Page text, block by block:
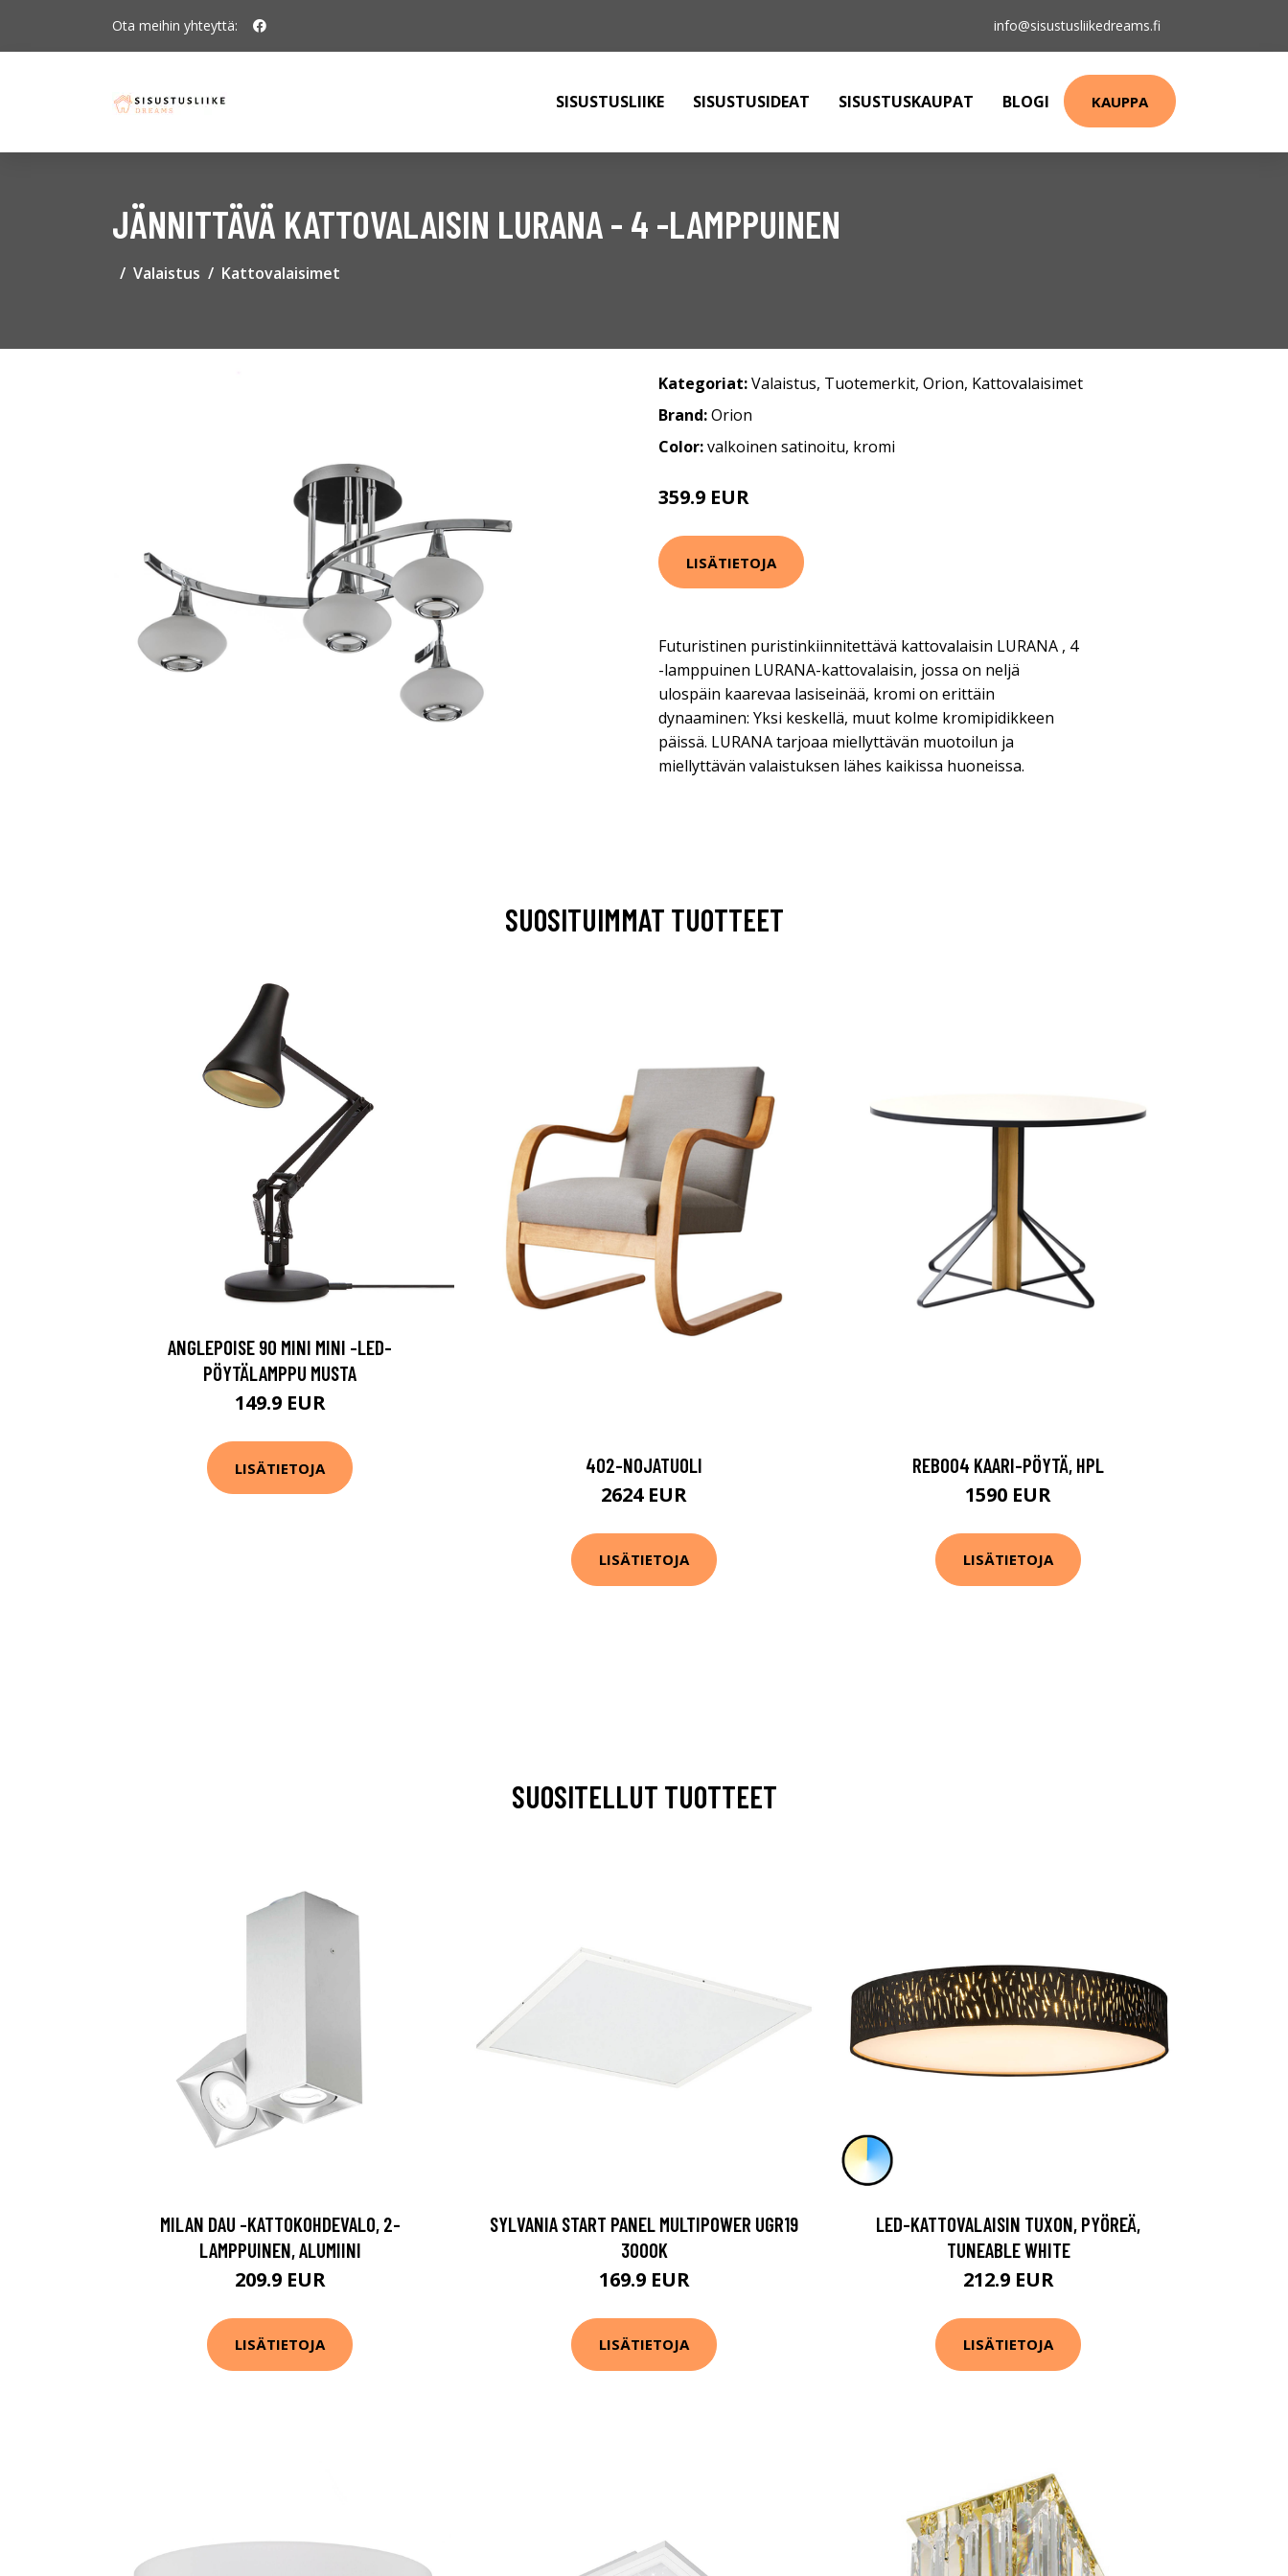
Ota meihin yhteyttä: info@sisustusliikedreams.fi
SISUSTUSLIIKE SISUSTUSIDEAT SISUSTUSKAUPAT BLOGI KAUPPA
JÄNNITTÄVÄ KATTOVALAISIN LURANA - 4 -LAMPPUINEN
Valaistus Kattovalaisimet
Kategoriat:Valaistus, Tuotemerkit, Orion, Kattovalaisimet
Brand:Orion
Color:valkoinen satinoitu, kromi
359.9 EUR
LISÄTIETOJA
Futuristinen puristinkiinnitettävä kattovalaisin LURANA , 4
-lamppuinen LURANA-kattovalaisin, jossa on neljä
ulospäin kaarevaa lasiseinää, kromi on erittäin
dynaaminen: Yksi keskellä, muut kolme kromipidikkeen
päissä. LURANA tarjoaa miellyttävän muotoilun ja
miellyttävän valaistuksen lähes kaikissa huoneissa.
SUOSITUIMMAT TUOTTEET
ANGLEPOISE 90 MINI MINI -LED-
PÖYTÄLAMPPU MUSTA
149.9 EUR
LISÄTIETOJA 402-NOJATUOLI
2624 EUR
LISÄTIETOJA
REB004 KAARI-PÖYTÄ, HPL
1590 EUR
LISÄTIETOJA
SUOSITELLUT TUOTTEET
MILAN DAU -KATTOKOHDEVALO, 2-
LAMPPUINEN, ALUMIINI
209.9 EUR
LISÄTIETOJA
SYLVANIA START PANEL MULTIPOWER UGR19
3000K
169.9 EUR
LISÄTIETOJA
LED-KATTOVALAISIN TUXON, PYÖREÄ,
TUNEABLE WHITE
212.9 EUR
LISÄTIETOJA